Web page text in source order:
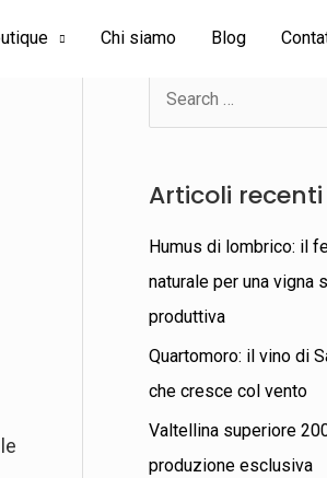
Chi siamo Blog
c
a
:
Articoli recenti
Humus di lombrico: il
naturale per una vigna
produttiva
Quartomoro: il vino di
che cresce col vento
Valtellina superiore
produzione esclusiva